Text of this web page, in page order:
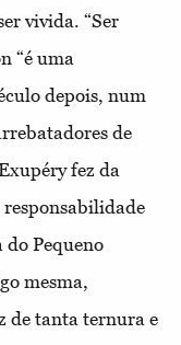
vivida. “Ser
“é uma
depois, num
de
fez da
Pequeno
mesma,
de tanta ternura e